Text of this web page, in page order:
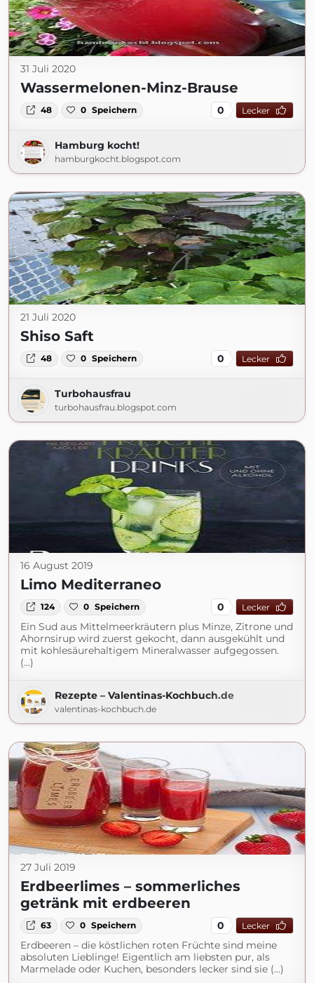
31 Juli 2020
Wassermelonen-Minz-Brause
48 0 Speichern 0 Lecker
Hamburg kocht!
hamburgkocht.blogspot.com
21 Juli 2020
Shiso Saft
48 0 Speichern 0 Lecker
Turbohausfrau
turbohausfrau.blogspot.com
16 August 2019
Limo Mediterraneo
124 0 Speichern 0 Lecker
Ein Sud aus Mittelmeerkräutern plus Minze, Zitrone und
Ahornsirup wird zuerst gekocht, dann ausgekühlt und
mit kohlesäurehaltigem Mineralwasser aufgegossen.
(...)
Rezepte – Valentinas-Kochbuch.de
valentinas-kochbuch.de
27 Juli 2019
Erdbeerlimes – sommerliches
getränk mit erdbeeren
63 0 Speichern 0 Lecker
Erdbeeren – die köstlichen roten Früchte sind meine
absoluten Lieblinge! Eigentlich am liebsten pur, als
Marmelade oder Kuchen, besonders lecker sind sie (...)